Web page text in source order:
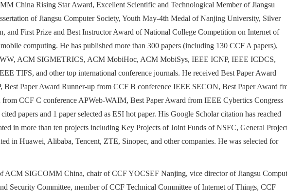
China Rising Star Award, Excellent Scientific and Technological Member of Jiangsu
of Jiangsu Computer Society, Youth May-4th Medal of Nanjing University, Silver
, and First Prize and Best Instructor Award of National College Competition on Internet of
computing. He has published more than 300 papers (including 130 CCF A papers),
ACM SIGMETRICS, ACM MobiHoc, ACM MobiSys, IEEE ICNP, IEEE ICDCS,
and other top international conference journals. He received Best Paper Award
Paper Award Runner-up from CCF B conference IEEE SECON, Best Paper Award
CCF C conference APWeb-WAIM, Best Paper Award from IEEE Cybertics Congress
papers and 1 paper selected as ESI hot paper. His Google Scholar citation has reached
in more than ten projects including Key Projects of Joint Funds of NSFC, General
in Huawei, Alibaba, Tencent, ZTE, Sinopec, and other companies. He was selected for
ACM SIGCOMM China, chair of CCF YOCSEF Nanjing, vice director of Jiangsu
Security Committee, member of CCF Technical Committee of Internet of Things, CCF